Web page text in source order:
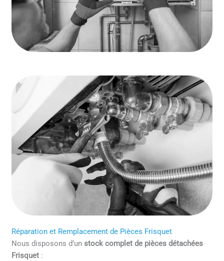
Réparation et Remplacement de Pièces Frisquet
Nous disposons d’unstock complet de pièces détachées
Frisquet :